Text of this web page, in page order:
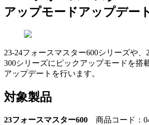
アップモードアップデー
23-24フォースマスター600シリーズや
300シリーズにピックアップモードを搭
アップデートを行います。
対象製品
23フォースマスター600 商品コード：